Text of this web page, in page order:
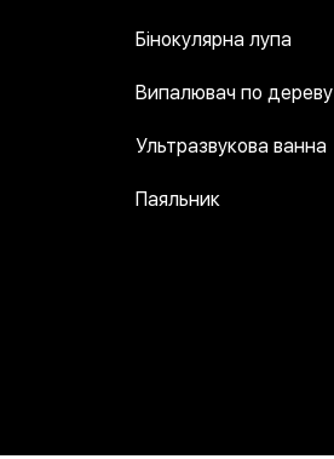
Бінокулярна лупа
Випалювач по дереву
Ультразвукова ванна
Паяльник